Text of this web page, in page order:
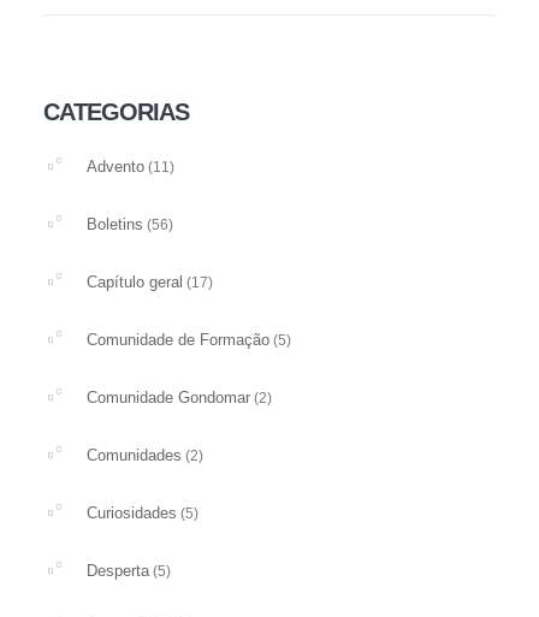
CATEGORIAS
Advento (11)
Boletins (56)
Capítulo geral (17)
Comunidade de Formação (5)
Comunidade Gondomar (2)
Comunidades (2)
Curiosidades (5)
Desperta (5)